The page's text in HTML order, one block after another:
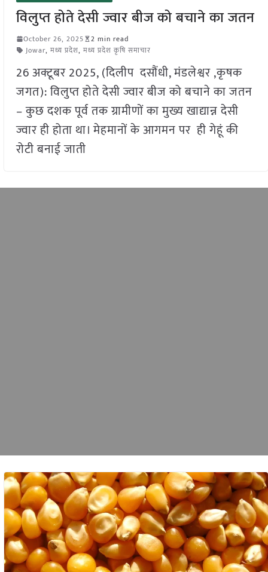
विलुप्त होते देसी ज्वार बीज को बचाने का जतन
October 26, 2025
2 min read
Jowar, मध्य प्रदेश, मध्य प्रदेश कृषि समाचार
26 अक्टूबर 2025, (दिलीप दसौंधी, मंडलेश्वर ,कृषक
जगत): विलुप्त होते देसी ज्वार बीज को बचाने का जतन
– कुछ दशक पूर्व तक ग्रामीणों का मुख्य खाद्यान्न देसी
ज्वार ही होता था। मेहमानों के आगमन पर ही गेहूं की
रोटी बनाई जाती